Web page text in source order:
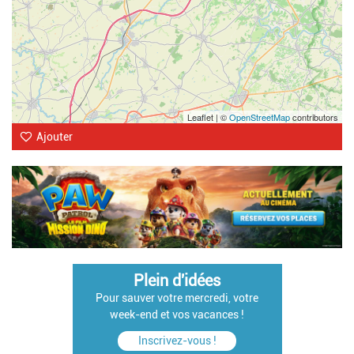
Leaflet | ©OpenStreetMapcontributors
Ajouter
Plein d'idées
Pour sauver votre mercredi, votre
week-end et vos vacances !
Inscrivez-vous !